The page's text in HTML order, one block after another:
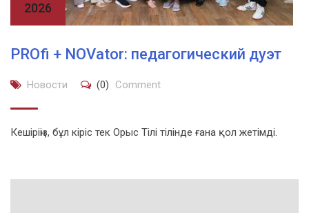
2026
PROfi + NOVator: педагогический дуэт
Новости (0) Comment
Кешіріңіз, бұл кіріс тек Орыс Тілі тілінде ғана қол жетімді.